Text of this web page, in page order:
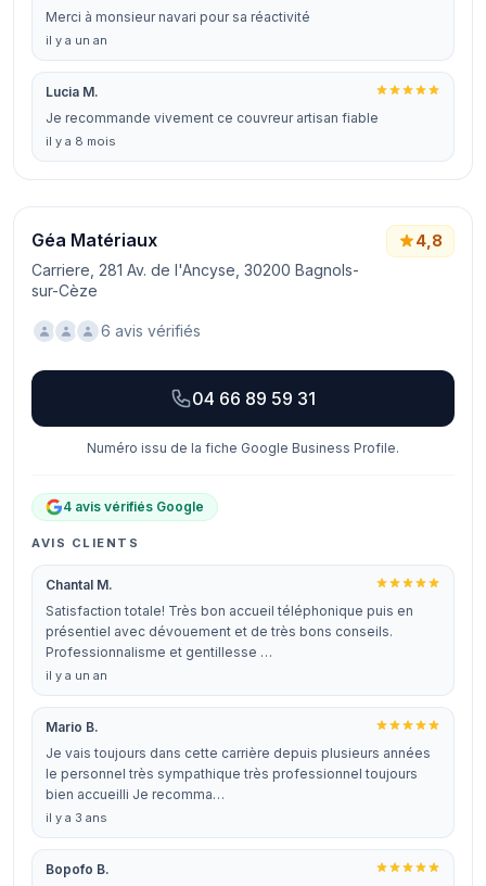
Merci à monsieur navari pour sa réactivité
il y a un an
Lucia M.
Je recommande vivement ce couvreur artisan fiable
il y a 8 mois
Géa Matériaux
Carriere, 281 Av. de l'Ancyse, 30200 Bagnols-
sur-Cèze
4,8
6 avis vérifiés
04 66 89 59 31
Numéro issu de la fiche Google Business Profile.
4 avis vérifiés Google
AVIS CLIENTS
Chantal M.
Satisfaction totale! Très bon accueil téléphonique puis en
présentiel avec dévouement et de très bons conseils.
Professionnalisme et gentillesse …
il y a un an
Mario B.
Je vais toujours dans cette carrière depuis plusieurs années
le personnel très sympathique très professionnel toujours
bien accueilli Je recomma…
il y a 3 ans
Bopofo B.